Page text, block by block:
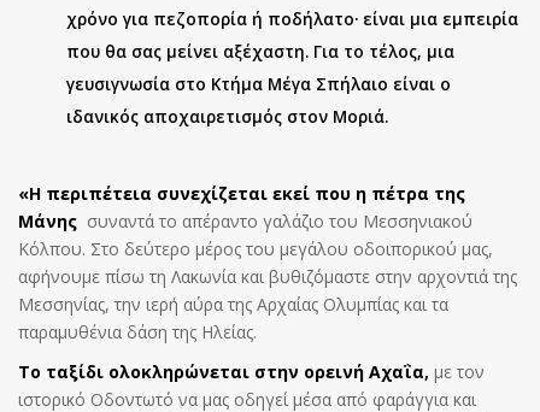
χρόνο για πεζοπορία ή ποδήλατο· είναι μια εμπειρία
που θα σας μείνει αξέχαστη. Για το τέλος, μια
γευσιγνωσία στο Κτήμα Μέγα Σπήλαιο είναι ο
ιδανικός αποχαιρετισμός στον Μοριά.
«Η περιπέτεια συνεχίζεται εκεί που η πέτρα της
Μάνης συναντά το απέραντο γαλάζιο του Μεσσηνιακού
Κόλπου. Στο δεύτερο μέρος του μεγάλου οδοιπορικού μας,
αφήνουμε πίσω τη Λακωνία και βυθιζόμαστε στην αρχοντιά της
Μεσσηνίας, την ιερή αύρα της Αρχαίας Ολυμπίας και τα
παραμυθένια δάση της Ηλείας.
Το ταξίδι ολοκληρώνεται στην ορεινή Αχαΐα, με τον
ιστορικό Οδοντωτό να μας οδηγεί μέσα από φαράγγια και